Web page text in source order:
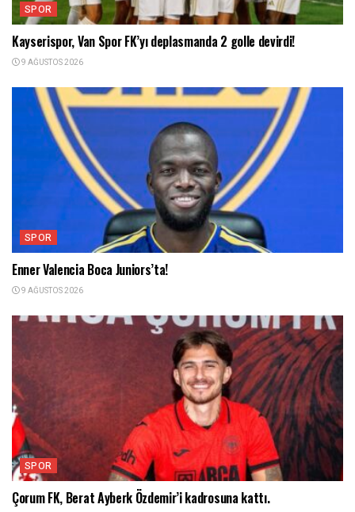
SPOR
Kayserispor, Van Spor FK’yı deplasmanda 2 golle devirdi!
9 AĞUSTOS 2026
SPOR
Enner Valencia Boca Juniors’ta!
9 AĞUSTOS 2026
SPOR
Çorum FK, Berat Ayberk Özdemir’i kadrosuna kattı.